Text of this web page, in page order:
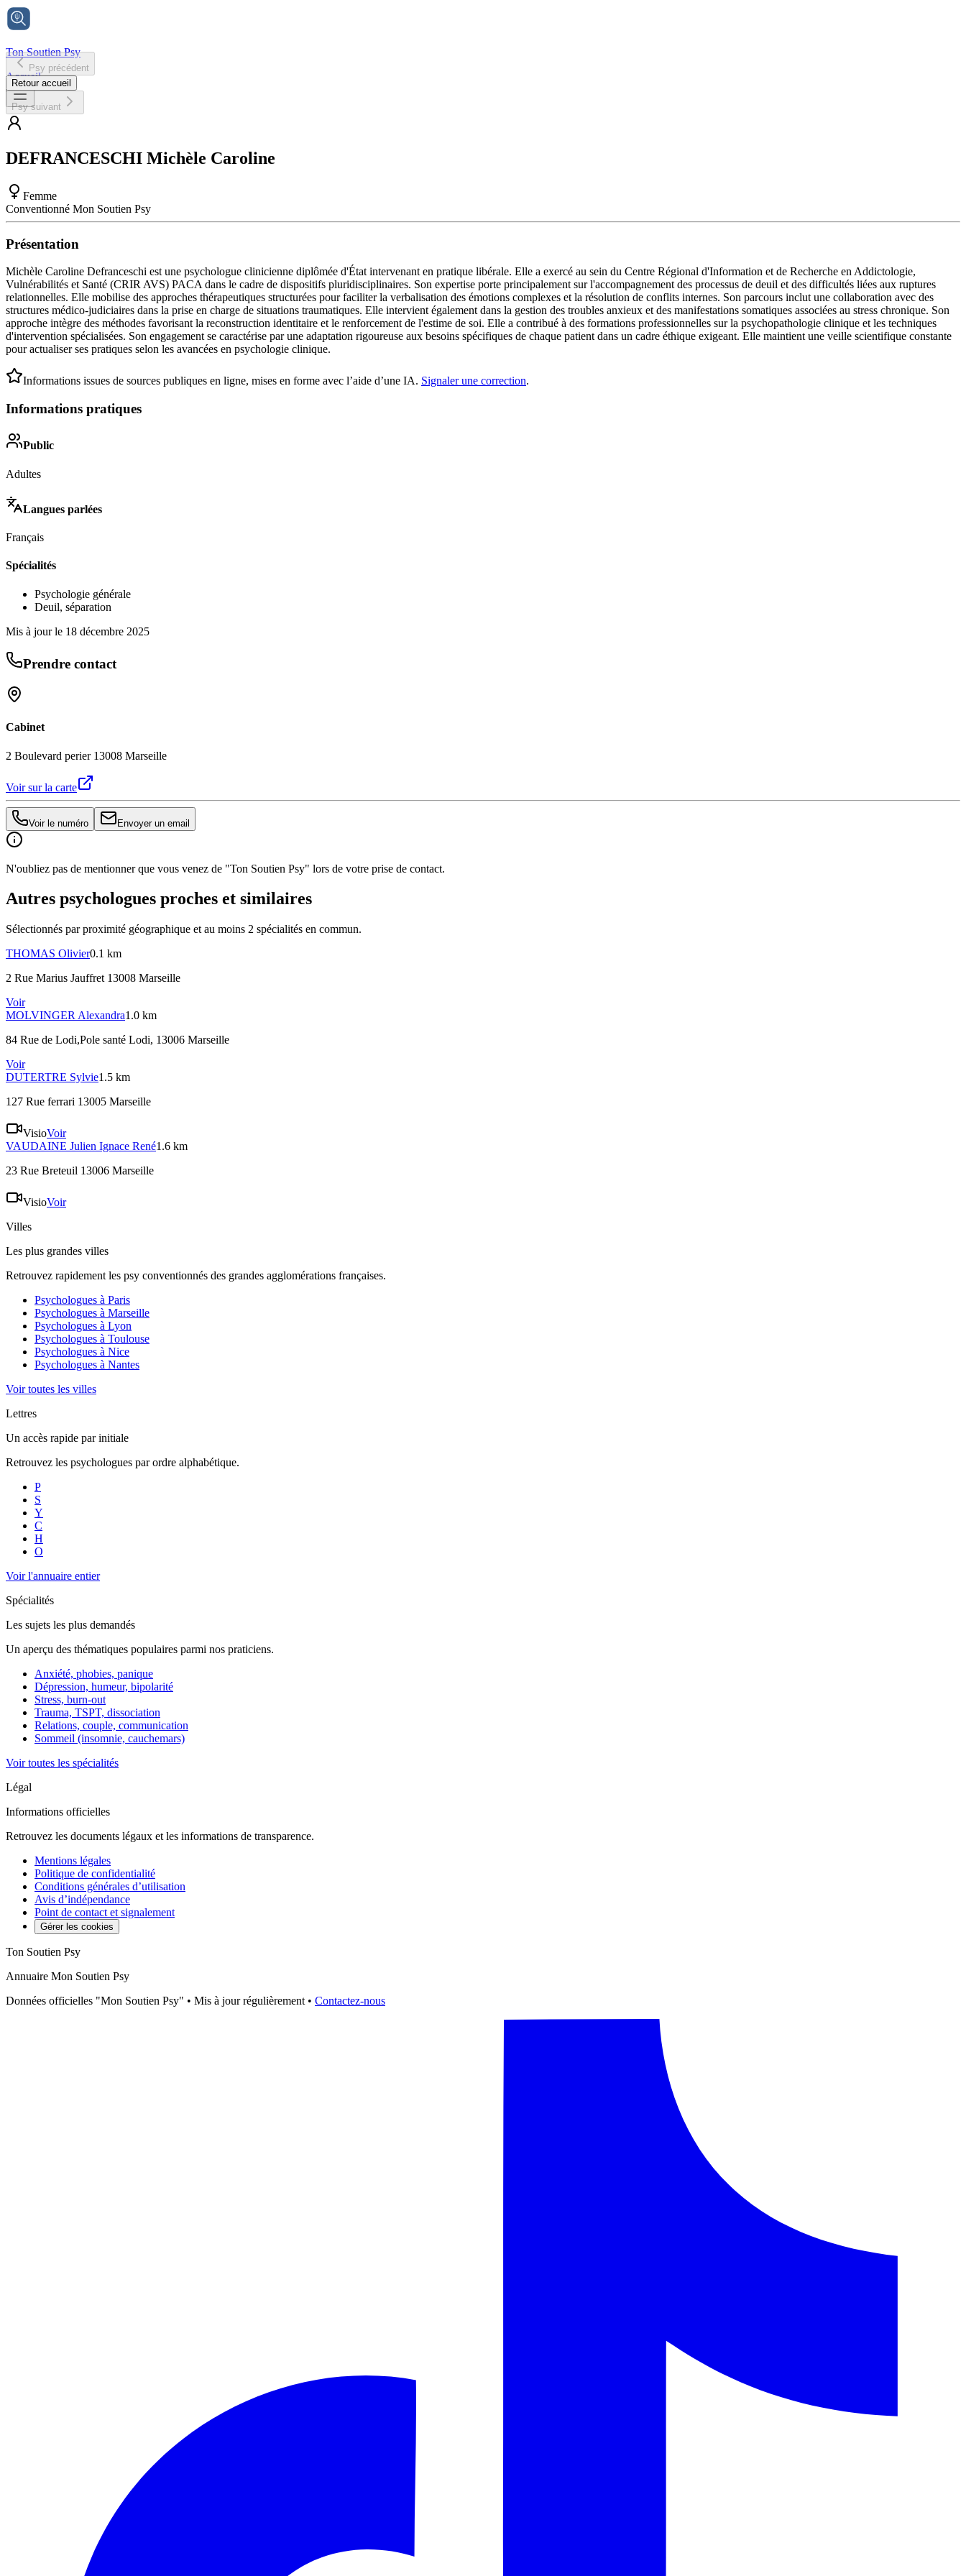
Ton Soutien Psy
Accueil
Psy précédent
Retour accueil
Psy suivant
DEFRANCESCHI Michèle Caroline
Femme
Conventionné Mon Soutien Psy
Présentation
Michèle Caroline Defranceschi est une psychologue clinicienne diplômée d'État intervenant en pratique libérale. Elle a exercé au sein du Centre Régional d'Information et de Recherche en Addictologie,
Vulnérabilités et Santé (CRIR AVS) PACA dans le cadre de dispositifs pluridisciplinaires. Son expertise porte principalement sur l'accompagnement des processus de deuil et des difficultés liées aux ruptures
relationnelles. Elle mobilise des approches thérapeutiques structurées pour faciliter la verbalisation des émotions complexes et la résolution de conflits internes. Son parcours inclut une collaboration avec des
structures médico-judiciaires dans la prise en charge de situations traumatiques. Elle intervient également dans la gestion des troubles anxieux et des manifestations somatiques associées au stress chronique. Son
approche intègre des méthodes favorisant la reconstruction identitaire et le renforcement de l'estime de soi. Elle a contribué à des formations professionnelles sur la psychopathologie clinique et les techniques
d'intervention spécialisées. Son engagement se caractérise par une adaptation rigoureuse aux besoins spécifiques de chaque patient dans un cadre éthique exigeant. Elle maintient une veille scientifique constante
pour actualiser ses pratiques selon les avancées en psychologie clinique.
Informations issues de sources publiques en ligne, mises en forme avec l’aide d’une IA. Signaler une correction.
Informations pratiques
Public
Adultes
Langues parlées
Français
Spécialités
Psychologie générale
Deuil, séparation
Mis à jour le 18 décembre 2025
Prendre contact
Cabinet
2 Boulevard perier 13008 Marseille
Voir sur la carte
Voir le numéro Envoyer un email
N'oubliez pas de mentionner que vous venez de "Ton Soutien Psy" lors de votre prise de contact.
Autres psychologues proches et similaires
Sélectionnés par proximité géographique et au moins 2 spécialités en commun.
THOMAS Olivier0.1 km
2 Rue Marius Jauffret 13008 Marseille
Voir
MOLVINGER Alexandra1.0 km
84 Rue de Lodi,Pole santé Lodi, 13006 Marseille
Voir
DUTERTRE Sylvie1.5 km
127 Rue ferrari 13005 Marseille
VisioVoir
VAUDAINE Julien Ignace René1.6 km
23 Rue Breteuil 13006 Marseille
VisioVoir
Villes
Les plus grandes villes
Retrouvez rapidement les psy conventionnés des grandes agglomérations françaises.
Psychologues à Paris
Psychologues à Marseille
Psychologues à Lyon
Psychologues à Toulouse
Psychologues à Nice
Psychologues à Nantes
Voir toutes les villes
Lettres
Un accès rapide par initiale
Retrouvez les psychologues par ordre alphabétique.
P
S
Y
C
H
O
Voir l'annuaire entier
Spécialités
Les sujets les plus demandés
Un aperçu des thématiques populaires parmi nos praticiens.
Anxiété, phobies, panique
Dépression, humeur, bipolarité
Stress, burn-out
Trauma, TSPT, dissociation
Relations, couple, communication
Sommeil (insomnie, cauchemars)
Voir toutes les spécialités
Légal
Informations officielles
Retrouvez les documents légaux et les informations de transparence.
Mentions légales
Politique de confidentialité
Conditions générales d’utilisation
Avis d’indépendance
Point de contact et signalement
Gérer les cookies
Ton Soutien Psy
Annuaire Mon Soutien Psy
Données officielles "Mon Soutien Psy" • Mis à jour régulièrement • Contactez-nous